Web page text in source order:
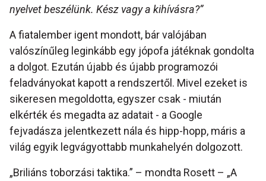
nyelvet beszélünk. Kész vagy a kihívásra?”
A fiatalember igent mondott, bár valójában
valószínűleg leginkább egy jópofa játéknak gondolta
a dolgot. Ezután újabb és újabb programozói
feladványokat kapott a rendszertől. Mivel ezeket is
sikeresen megoldotta, egyszer csak - miután
elkérték és megadta az adatait - a Google
fejvadásza jelentkezett nála és hipp-hopp, máris a
világ egyik legvágyottabb munkahelyén dolgozott.
„Briliáns toborzási taktika.” – mondta Rosett – „A